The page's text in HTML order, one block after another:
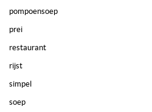
pompoensoep
prei
restaurant
rijst
simpel
soep